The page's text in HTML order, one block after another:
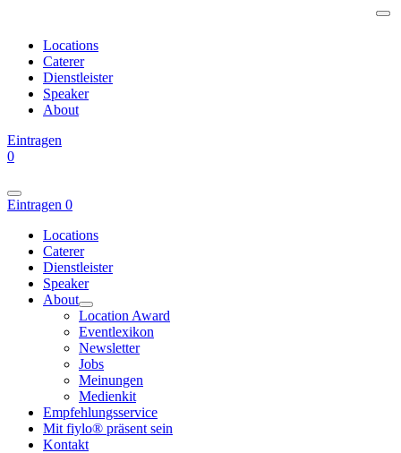
Locations
Caterer
Dienstleister
Speaker
About
Eintragen
0
Eintragen 0
Locations
Caterer
Dienstleister
Speaker
About
Location Award
Eventlexikon
Newsletter
Jobs
Meinungen
Medienkit
Empfehlungsservice
Mit fiylo® präsent sein
Kontakt